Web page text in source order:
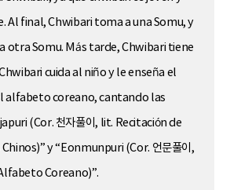
Al final, Chwibari toma a una Somu, y
otra Somu. Más tarde, Chwibari tiene
cuida al niño y le enseña el
alfabeto coreano, cantando las
(Cor. 천자풀이, lit. Recitación de
y “Eonmunpuri (Cor. 언문풀이,
Coreano)”.